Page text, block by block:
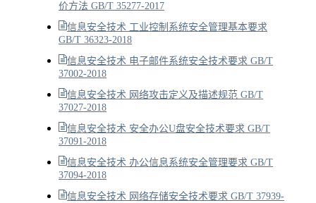
价方法 GB/T 35277-2017
信息安全技术 工业控制系统安全管理基本要求
GB/T 36323-2018
信息安全技术 电子邮件系统安全技术要求 GB/T
37002-2018
信息安全技术 网络攻击定义及描述规范 GB/T
37027-2018
信息安全技术 安全办公U盘安全技术要求 GB/T
37091-2018
信息安全技术 办公信息系统安全管理要求 GB/T
37094-2018
信息安全技术 网络存储安全技术要求 GB/T 37939-